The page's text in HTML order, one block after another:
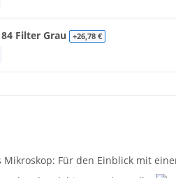
Filter Grau
+26,78 €